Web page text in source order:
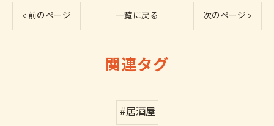
< 前のページ 一覧に戻る 次のページ >
関連タグ
#居酒屋